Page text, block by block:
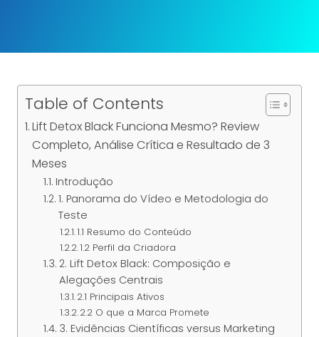
Table of Contents
Lift Detox Black Funciona Mesmo? Review
Completo, Análise Crítica e Resultado de 3
Meses
Introdução
1. Panorama do Vídeo e Metodologia do
Teste
1.1 Resumo do Conteúdo
1.2 Perfil da Criadora
2. Lift Detox Black: Composição e
Alegações Centrais
2.1 Principais Ativos
2.2 O que a Marca Promete
3. Evidências Científicas versus Marketing